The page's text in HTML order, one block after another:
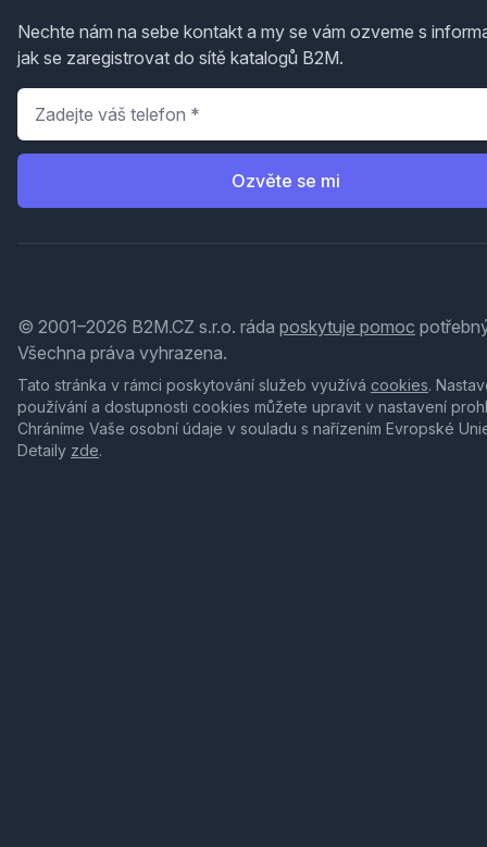
Nechte nám na sebe kontakt a my se vám ozveme s
jak se zaregistrovat do sítě katalogů B2M.
Telefon
Ozvěte se mi
© 2001–2026 B2M.CZ s.r.o. ráda poskytuje pomoc
Všechna práva vyhrazena.
Tato stránka v rámci poskytování služeb využívá cookies.
používání a dostupnosti cookies můžete upravit v nastavení
Chráníme Vaše osobní údaje v souladu s nařízením Evropské
Detaily zde.